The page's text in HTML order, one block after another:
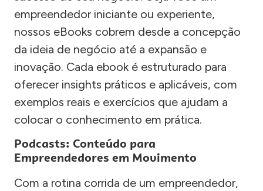
empreendedor iniciante ou experiente,
nossos eBooks cobrem desde a concepção
da ideia de negócio até a expansão e
inovação. Cada ebook é estruturado para
oferecer insights práticos e aplicáveis, com
exemplos reais e exercícios que ajudam a
colocar o conhecimento em prática.
Podcasts: Conteúdo para
Empreendedores em Movimento
Com a rotina corrida de um empreendedor,